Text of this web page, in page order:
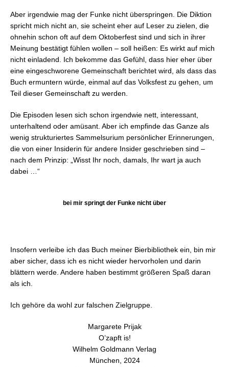
Aber irgendwie mag der Funke nicht überspringen. Die Diktion
spricht mich nicht an, sie scheint eher auf Leser zu zielen, die
ohnehin schon oft auf dem Oktoberfest sind und sich in ihrer
Meinung bestätigt fühlen wollen – soll heißen: Es wirkt auf mich
nicht einladend. Ich bekomme das Gefühl, dass hier eher über
eine eingeschworene Gemeinschaft berichtet wird, als dass das
Buch ermuntern würde, einmal auf das Volksfest zu gehen, um
Teil dieser Gemeinschaft zu werden.
Die Episoden lesen sich schon irgendwie nett, interessant,
unterhaltend oder amüsant. Aber ich empfinde das Ganze als
wenig strukturiertes Sammelsurium persönlicher Erinnerungen,
die von einer Insiderin für andere Insider geschrieben sind –
nach dem Prinzip: „Wisst Ihr noch, damals, Ihr wart ja auch
dabei …“
bei mir springt der Funke nicht über
Insofern verleibe ich das Buch meiner Bierbibliothek ein, bin mir
aber sicher, dass ich es nicht wieder hervorholen und darin
blättern werde. Andere haben bestimmt größeren Spaß daran
als ich.
Ich gehöre da wohl zur falschen Zielgruppe.
Margarete Prijak
O’zapft is!
Wilhelm Goldmann Verlag
München, 2024